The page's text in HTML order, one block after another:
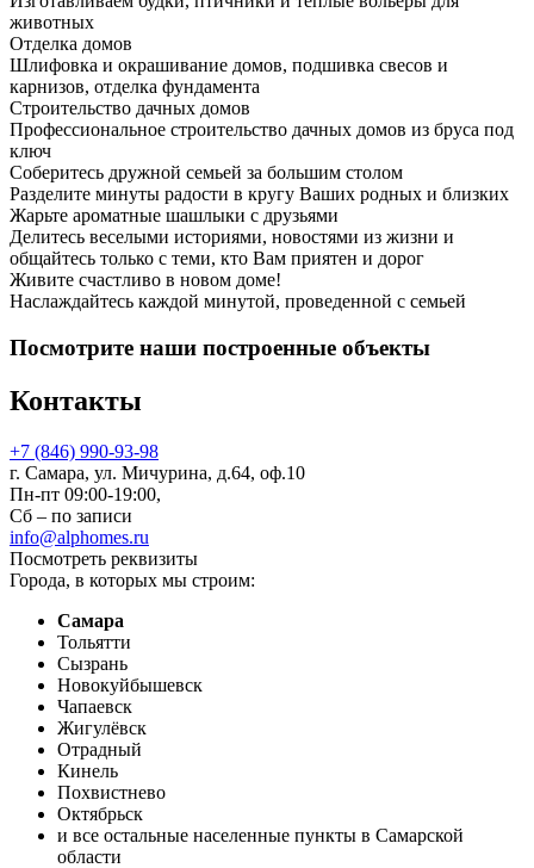
животных
Отделка домов
Шлифовка и окрашивание домов, подшивка свесов и
карнизов, отделка фундамента
Строительство дачных домов
Профессиональное строительство дачных домов из бруса под
ключ
Соберитесь дружной семьей за большим столом
Разделите минуты радости в кругу Ваших родных и близких
Жарьте ароматные шашлыки с друзьями
Делитесь веселыми историями, новостями из жизни и
общайтесь только с теми, кто Вам приятен и дорог
Живите счастливо в новом доме!
Наслаждайтесь каждой минутой, проведенной с семьей
Посмотрите наши построенные объекты
Контакты
+7 (846) 990-93-98
г. Самара, ул. Мичурина, д.64, оф.10
Пн-пт 09:00-19:00,
Сб – по записи
info@alphomes.ru
Посмотреть реквизиты
Города, в которых мы строим:
Самара
Тольятти
Сызрань
Новокуйбышевск
Чапаевск
Жигулёвск
Отрадный
Кинель
Похвистнево
Октябрьск
и все остальные населенные пункты в Самарской
области